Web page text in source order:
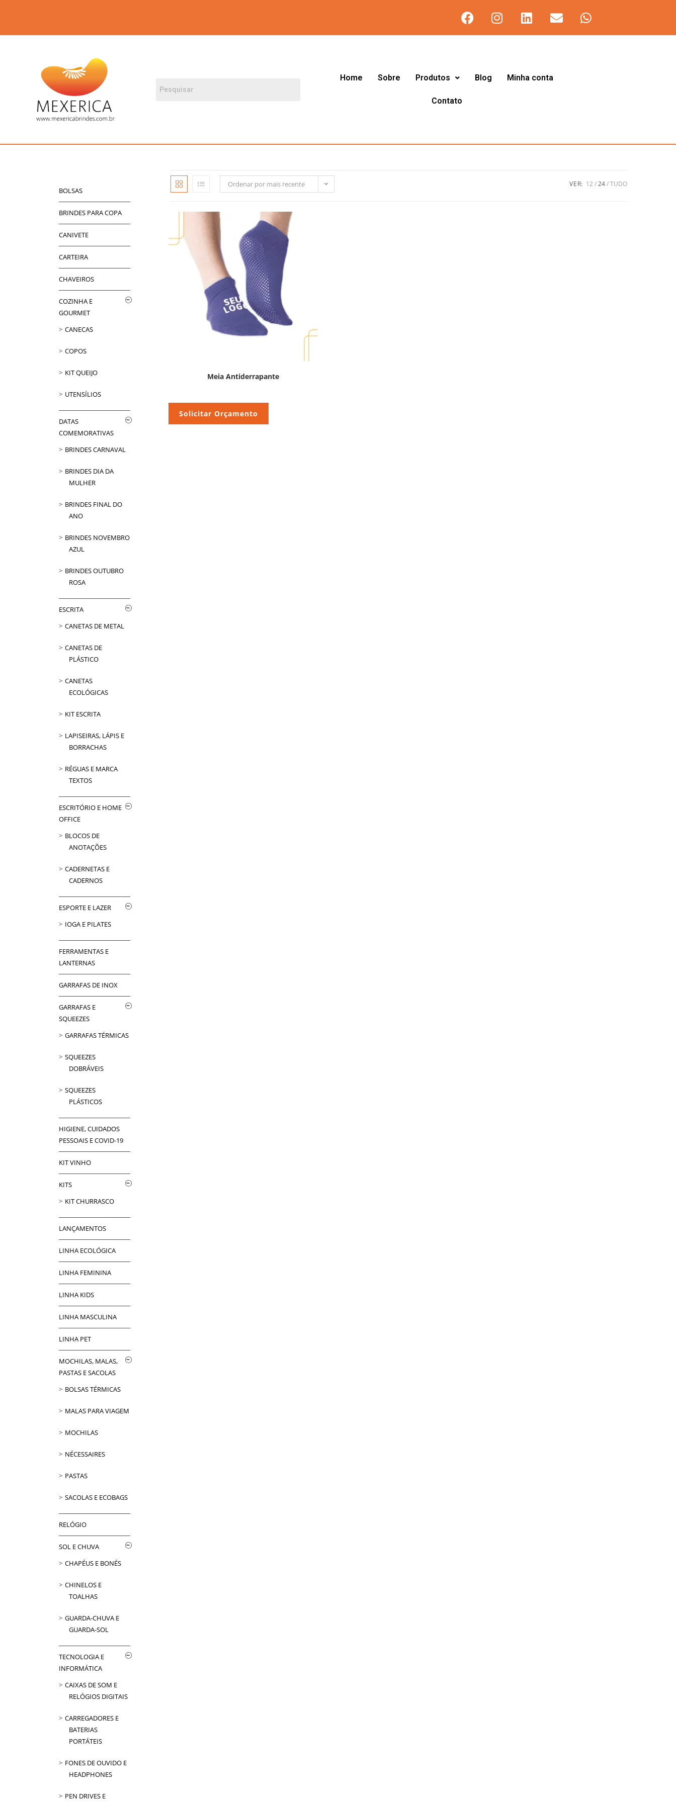
Home Sobre Produtos Blog Minha conta
Contato
Ordenar por mais recente VER: 12 24 TUDO
Meia Antiderrapante
Solicitar Orçamento
BOLSAS
BRINDES PARA COPA
CANIVETE
CARTEIRA
CHAVEIROS
COZINHA E
GOURMET
CANECAS
COPOS
KIT QUEIJO
UTENSÍLIOS
DATAS
COMEMORATIVAS
BRINDES CARNAVAL
BRINDES DIA DA
MULHER
BRINDES FINAL DO
ANO
BRINDES NOVEMBRO
AZUL
BRINDES OUTUBRO
ROSA
ESCRITA
CANETAS DE METAL
CANETAS DE
PLÁSTICO
CANETAS
ECOLÓGICAS
KIT ESCRITA
LAPISEIRAS, LÁPIS E
BORRACHAS
RÉGUAS E MARCA
TEXTOS
ESCRITÓRIO E HOME
OFFICE
BLOCOS DE
ANOTAÇÕES
CADERNETAS E
CADERNOS
ESPORTE E LAZER
IOGA E PILATES
FERRAMENTAS E
LANTERNAS
GARRAFAS DE INOX
GARRAFAS E
SQUEEZES
GARRAFAS TÉRMICAS
SQUEEZES
DOBRÁVEIS
SQUEEZES
PLÁSTICOS
HIGIENE, CUIDADOS
PESSOAIS E COVID-19
KIT VINHO
KITS
KIT CHURRASCO
LANÇAMENTOS
LINHA ECOLÓGICA
LINHA FEMININA
LINHA KIDS
LINHA MASCULINA
LINHA PET
MOCHILAS, MALAS,
PASTAS E SACOLAS
BOLSAS TÉRMICAS
MALAS PARA VIAGEM
MOCHILAS
NÉCESSAIRES
PASTAS
SACOLAS E ECOBAGS
RELÓGIO
SOL E CHUVA
CHAPÉUS E BONÉS
CHINELOS E
TOALHAS
GUARDA-CHUVA E
GUARDA-SOL
TECNOLOGIA E
INFORMÁTICA
CAIXAS DE SOM E
RELÓGIOS DIGITAIS
CARREGADORES E
BATERIAS
PORTÁTEIS
FONES DE OUVIDO E
HEADPHONES
PEN DRIVES E